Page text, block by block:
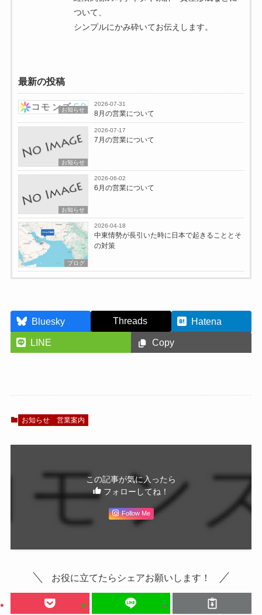
ついて、
シンプルにかみ砕いてお伝えします。
最新の投稿
お知らせ
2026-07-31
8月の営業について
お知らせ
2026-07-17
7月の営業について
お知らせ
2026-06-02
6月の営業について
ブログ
2026-04-18
中東情勢が長引いた時に日本で起きることとそ
の対策
Bluesky Threads
Hatena
LINE
Copy
お知らせ 営業案内
この記事が気に入ったら
フォローしてね！
Follow Me
お役に立てたらシェアお願いします！